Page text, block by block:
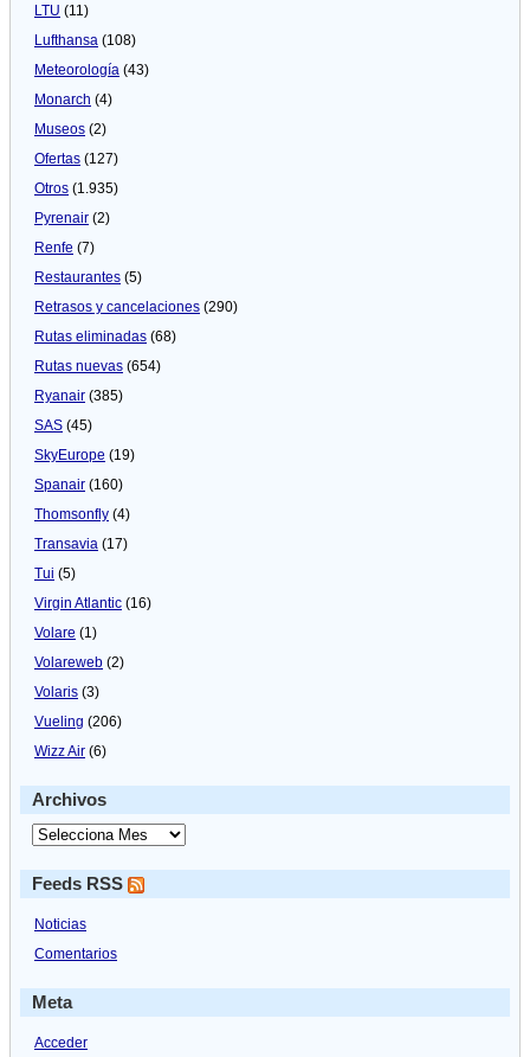
LTU (11)
Lufthansa (108)
Meteorologí­a (43)
Monarch (4)
Museos (2)
Ofertas (127)
Otros (1.935)
Pyrenair (2)
Renfe (7)
Restaurantes (5)
Retrasos y cancelaciones (290)
Rutas eliminadas (68)
Rutas nuevas (654)
Ryanair (385)
SAS (45)
SkyEurope (19)
Spanair (160)
Thomsonfly (4)
Transavia (17)
Tui (5)
Virgin Atlantic (16)
Volare (1)
Volareweb (2)
Volaris (3)
Vueling (206)
Wizz Air (6)
Archivos
Feeds RSS
Noticias
Comentarios
Meta
Acceder